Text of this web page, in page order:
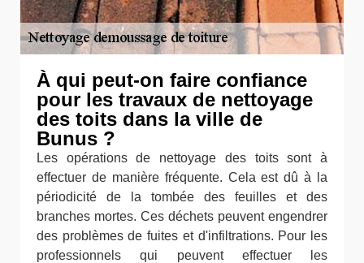
À qui peut-on faire confiance
pour les travaux de nettoyage
des toits dans la ville de
Bunus ?
Les opérations de nettoyage des toits sont à
effectuer de manière fréquente. Cela est dû à la
périodicité de la tombée des feuilles et des
branches mortes. Ces déchets peuvent engendrer
des problèmes de fuites et d'infiltrations. Pour les
professionnels qui peuvent effectuer les